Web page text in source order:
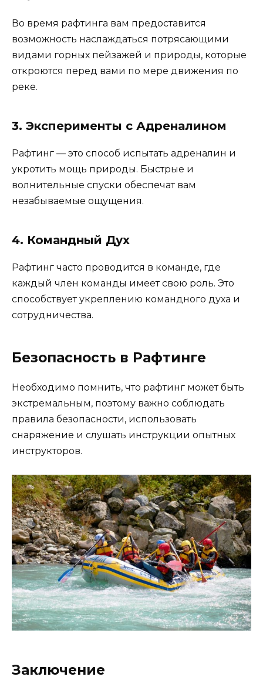
Во время рафтинга вам предоставится
возможность наслаждаться потрясающими
видами горных пейзажей и природы, которые
откроются перед вами по мере движения по
реке.
3. Эксперименты с Адреналином
Рафтинг — это способ испытать адреналин и
укротить мощь природы. Быстрые и
волнительные спуски обеспечат вам
незабываемые ощущения.
4. Командный Дух
Рафтинг часто проводится в команде, где
каждый член команды имеет свою роль. Это
способствует укреплению командного духа и
сотрудничества.
Безопасность в Рафтинге
Необходимо помнить, что рафтинг может быть
экстремальным, поэтому важно соблюдать
правила безопасности, использовать
снаряжение и слушать инструкции опытных
инструкторов.
Заключение